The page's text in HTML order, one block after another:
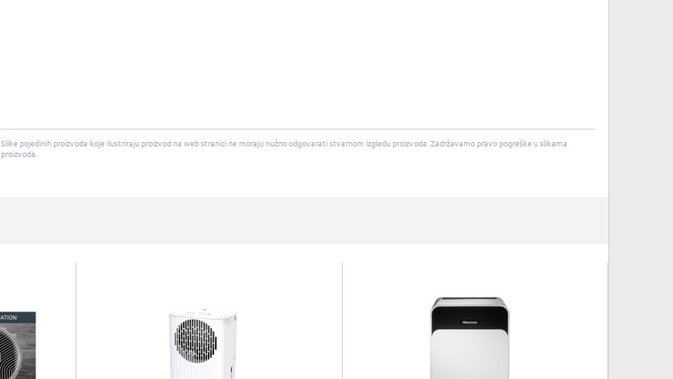
Slike pojedinih proizvoda koje ilustriraju proizvod na web stranici ne moraju nužno odgovarati stvarnom izgledu proizvoda. Zadržavamo pravo pogreške u slikama
proizvoda.